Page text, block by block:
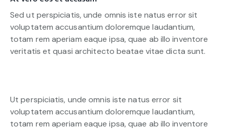
Sed ut perspiciatis, unde omnis iste natus error sit
voluptatem accusantium doloremque laudantium,
totam rem aperiam eaque ipsa, quae ab illo inventore
veritatis et quasi architecto beatae vitae dicta sunt.
Ut perspiciatis, unde omnis iste natus error sit
voluptatem accusantium doloremque laudantium,
totam rem aperiam eaque ipsa, quae ab illo inventore